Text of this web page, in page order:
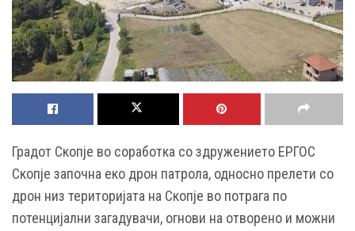
Градот Скопје во соработка со здружението ЕРГОС
Скопје започна еко дрон патрола, односно прелети со
дрон низ територијата на Скопје во потрага по
потенцијални загадувачи, огнови на отворено и можни